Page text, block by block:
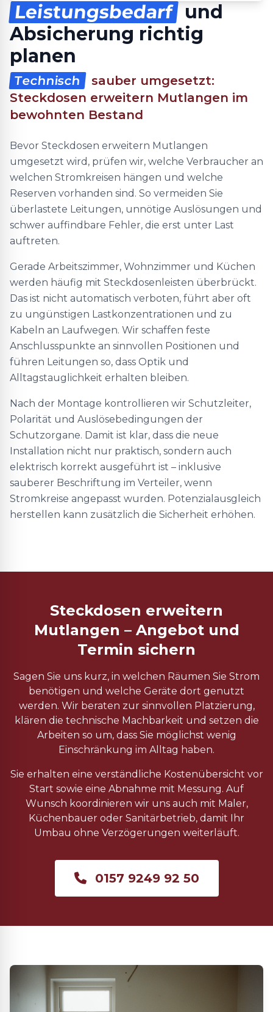
Leistungsbedarf und
Absicherung richtig
planen
Technisch
sauber umgesetzt:
Steckdosen erweitern Mutlangen im
bewohnten Bestand
Bevor Steckdosen erweitern Mutlangen
umgesetzt wird, prüfen wir, welche Verbraucher an
welchen Stromkreisen hängen und welche
Reserven vorhanden sind. So vermeiden Sie
überlastete Leitungen, unnötige Auslösungen und
schwer auffindbare Fehler, die erst unter Last
auftreten.
Gerade Arbeitszimmer, Wohnzimmer und Küchen
werden häufig mit Steckdosenleisten überbrückt.
Das ist nicht automatisch verboten, führt aber oft
zu ungünstigen Lastkonzentrationen und zu
Kabeln an Laufwegen. Wir schaffen feste
Anschlusspunkte an sinnvollen Positionen und
führen Leitungen so, dass Optik und
Alltagstauglichkeit erhalten bleiben.
Nach der Montage kontrollieren wir Schutzleiter,
Polarität und Auslösebedingungen der
Schutzorgane. Damit ist klar, dass die neue
Installation nicht nur praktisch, sondern auch
elektrisch korrekt ausgeführt ist – inklusive
sauberer Beschriftung im Verteiler, wenn
Stromkreise angepasst wurden. Potenzialausgleich
herstellen kann zusätzlich die Sicherheit erhöhen.
Steckdosen erweitern
Mutlangen – Angebot und
Termin sichern
Sagen Sie uns kurz, in welchen Räumen Sie Strom
benötigen und welche Geräte dort genutzt
werden. Wir beraten zur sinnvollen Platzierung,
klären die technische Machbarkeit und setzen die
Arbeiten so um, dass Sie möglichst wenig
Einschränkung im Alltag haben.
Sie erhalten eine verständliche Kostenübersicht vor
Start sowie eine Abnahme mit Messung. Auf
Wunsch koordinieren wir uns auch mit Maler,
Küchenbauer oder Sanitärbetrieb, damit Ihr
Umbau ohne Verzögerungen weiterläuft.
0157 9249 92 50